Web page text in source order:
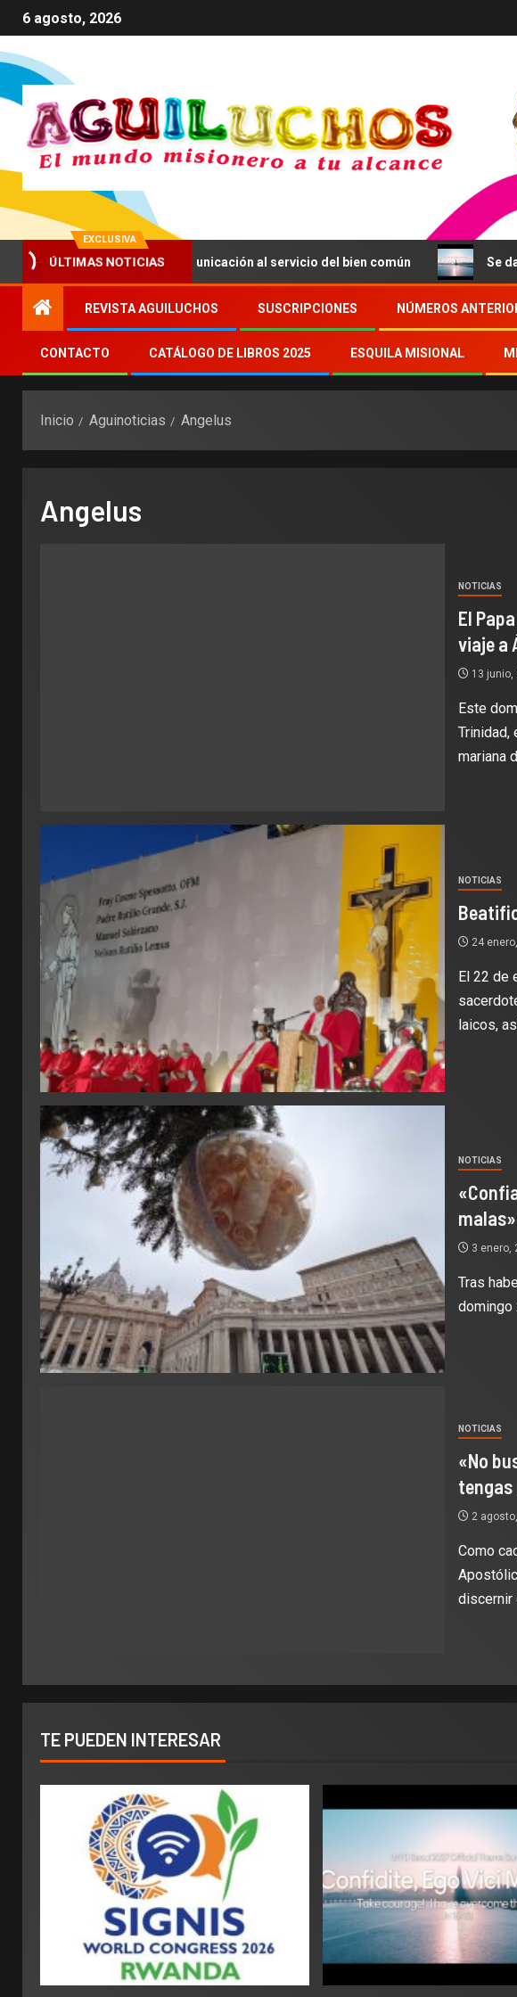
6 agosto, 2026
EXCLUSIVA
ÚLTIMAS NOTICIAS
a impulsar una comunicación al servicio del bien común Se da a
REVISTA AGUILUCHOS SUSCRIPCIONES NÚMEROS
CONTACTO CATÁLOGO DE LIBROS 2025 ESQUILA MISIONAL
Inicio Aguinoticias Angelus
Angelus
NOTICIAS
El
viaje a
13 junio,
Este
Trinidad,
mariana
NOTICIAS
24
El 22 de
laicos,
NOTICIAS
3 enero,
Tras
domingo
NOTICIAS
«No
tengas
2
Como
discernir
TE PUEDEN INTERESAR